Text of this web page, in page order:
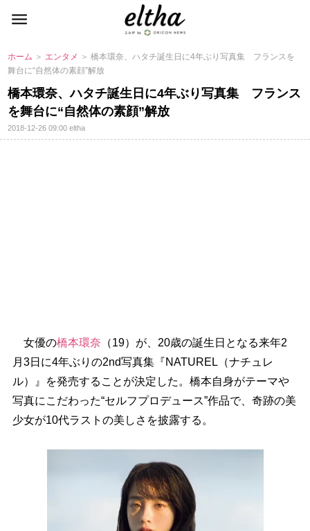
ホーム ＞ エンタメ ＞ 橋本環奈、ハタチ誕生日に4年ぶり写真集 フランスを
舞台に“自然体の素顔”解放
橋本環奈、ハタチ誕生日に4年ぶり写真集 フランス
を舞台に“自然体の素顔”解放
2018-12-26 09:00eltha
女優の橋本環奈 （19）が、20歳の誕生日となる来年2
月3日に4年ぶりの2nd写真集『NATUREL（ナチュレ
ル）』を発売することが決定した。橋本自身がテーマ
写真にこだわった“セルフプロデュース”作品で、奇跡の美
少女が10代ラストの美しさを披露する。